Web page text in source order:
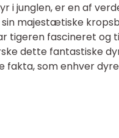
i junglen, er en af
majestætiske
tigeren fascineret og
dette fantastiske
fakta, som enhver